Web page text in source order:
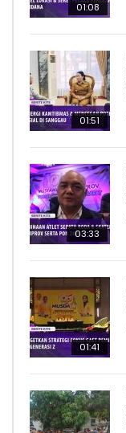
01:08
01:51
03:33
01:41